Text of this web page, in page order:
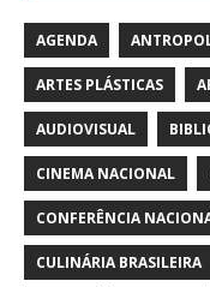
AGENDA
ARTES PLÁSTICAS
AUDIOVISUAL
CINEMA NACIONAL
CONFERÊNCIA
CULINÁRIA BRASILEIRA